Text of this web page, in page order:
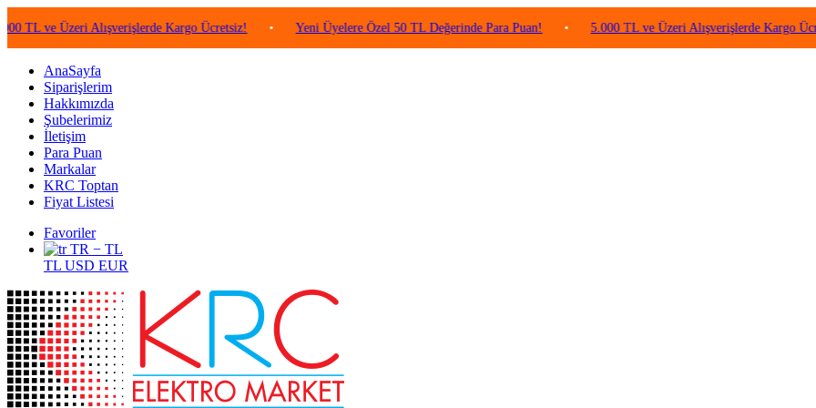
Üzeri Alışverişlerde Kargo Ücretsiz! • Yeni Üyelere Özel 50 TL Değerinde Para Puan! • 5.000 TL ve Üzeri Alışverişlerde Kargo Ücretsiz!
AnaSayfa
Siparişlerim
Hakkımızda
Şubelerimiz
İletişim
Para Puan
Markalar
KRC Toptan
Fiyat Listesi
Favoriler
TR − TL
TL USD EUR